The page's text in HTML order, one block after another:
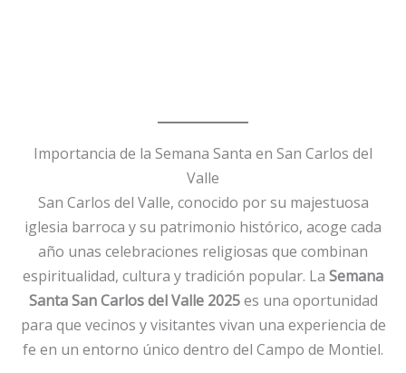
Importancia de la Semana Santa en San Carlos del
Valle
San Carlos del Valle, conocido por su majestuosa
iglesia barroca y su patrimonio histórico, acoge cada
año unas celebraciones religiosas que combinan
espiritualidad, cultura y tradición popular. La Semana
Santa San Carlos del Valle 2025es una oportunidad
para que vecinos y visitantes vivan una experiencia de
fe en un entorno único dentro del Campo de Montiel.